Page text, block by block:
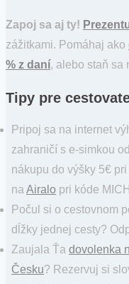
Zapoj sa aj ty!
zážitkami. Pomáhaj ako
% z daní, alebo staň sa
Tipy pre
Pripoj sa na internet
zahraničí s e-simkou od
nákupu do výšky 5€
na Airalo pri kóde
Počul si o cestovnom
dĺžky jednej cesty?
Zaujala Ťa dovolenka
Česku? Rezervuj si